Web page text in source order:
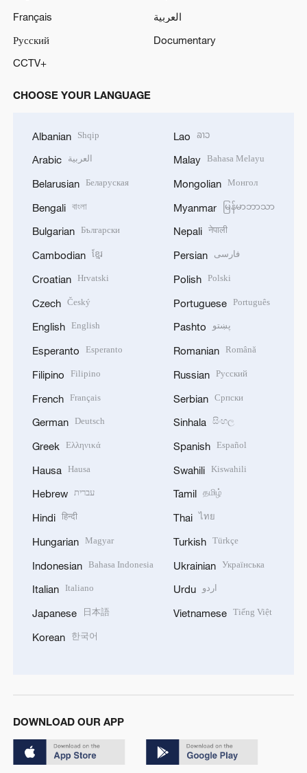
Français
العربية
Русский
Documentary
CCTV+
CHOOSE YOUR LANGUAGE
Albanian Shqip
Arabic العربية
Belarusian Беларуская
Bengali বাংলা
Bulgarian Български
Cambodian ខ្មែរ
Croatian Hrvatski
Czech Český
English English
Esperanto Esperanto
Filipino Filipino
French Français
German Deutsch
Greek Ελληνικά
Hausa Hausa
Hebrew עברית
Hindi हिन्दी
Hungarian Magyar
Indonesian Bahasa Indonesia
Italian Italiano
Japanese 日本語
Korean 한국어
Lao ລາວ
Malay Bahasa Melayu
Mongolian Монгол
Myanmar မြန်မာဘာသာ
Nepali नेपाली
Persian فارسی
Polish Polski
Portuguese Português
Pashto پښتو
Romanian Română
Russian Русский
Serbian Српски
Sinhala සිංහල
Spanish Español
Swahili Kiswahili
Tamil தமிழ்
Thai ไทย
Turkish Türkçe
Ukrainian Українська
Urdu اردو
Vietnamese Tiếng Việt
DOWNLOAD OUR APP